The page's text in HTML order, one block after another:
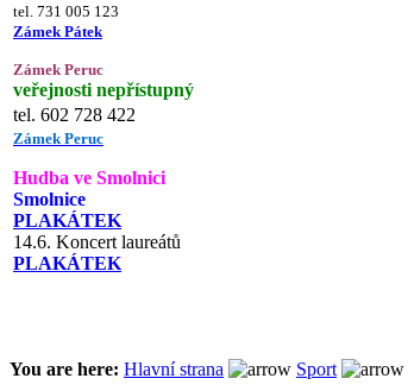
tel. 731 005 123
Zámek Pátek
Zámek Peruc
veřejnosti nepřístupný
tel. 602 728 422
Zámek Peruc
Hudba ve Smolnici
Smolnice
PLAKÁTEK
14.6. Koncert laureátů
PLAKÁTEK
You are here: Hlavní strana Sport